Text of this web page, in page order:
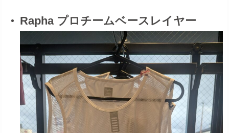
Rapha プロチームベースレイヤー